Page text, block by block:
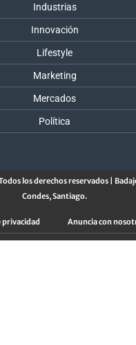
Industrias
Innovación
Lifestyle
Marketing
Mercados
Política
los derechos reservados |
Condes, Santiago.
privacidad Anuncia con